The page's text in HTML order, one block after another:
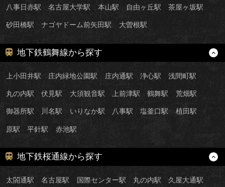
八事日赤駅 名古屋大学駅 本山駅 自由ヶ丘駅 茶屋ヶ坂駅
砂田橋駅 ナゴヤドーム前矢田駅 大曽根駅
地下鉄鶴舞線から探す
上小田井駅 庄内緑地公園駅 庄内通駅 浄心駅 浅間町駅
丸の内駅 伏見駅 大須観音駅 上前津駅 鶴舞駅 荒畑駅
御器所駅 川名駅 いりなか駅 八事駅 塩釜口駅 植田駅
原駅 平針駅 赤池駅
地下鉄桜通線から探す
太閤通駅 名古屋駅 国際センター駅 丸の内駅 久屋大通駅